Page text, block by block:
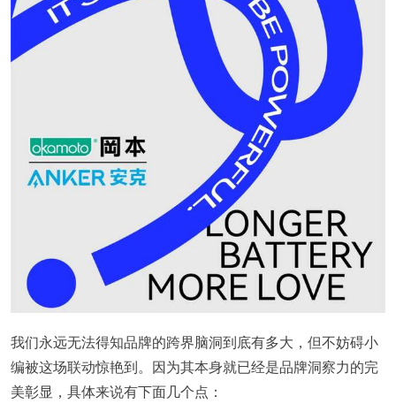
我们永远无法得知品牌的跨界脑洞到底有多大，但不妨碍小
编被这场联动惊艳到。因为其本身就已经是品牌洞察力的完
美彰显，具体来说有下面几个点：